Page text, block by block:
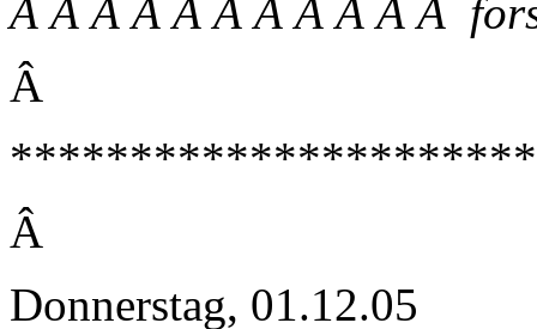
Â Â Â Â Â Â Â Â Â Â Â
Â
Â
Donnerstag, 01.12.05